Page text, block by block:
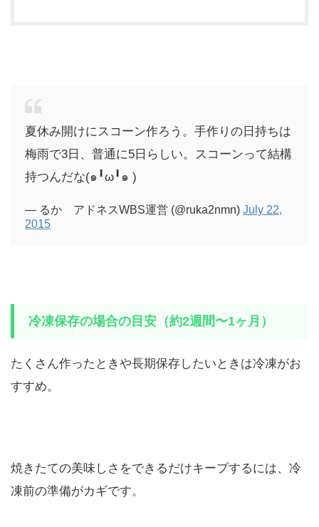
夏休み開けにスコーン作ろう。手作りの日持ちは
梅雨で3日、普通に5日らしい。スコーンって結構
持つんだな(๑╹ω╹๑ )
— るか アドネスWBS運営 (@ruka2nmn) July 22,
2015
冷凍保存の場合の目安（約2週間〜1ヶ月）
たくさん作ったときや長期保存したいときは冷凍がお
すすめ。
焼きたての美味しさをできるだけキープするには、冷
凍前の準備がカギです。